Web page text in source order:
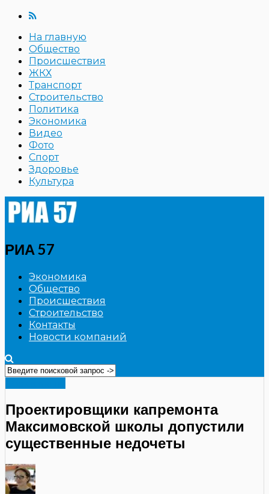
На главную
Общество
Происшествия
ЖКХ
Транспорт
Строительство
Политика
Экономика
Видео
Фото
Спорт
Здоровье
Культура
РИА 57
Экономика
Общество
Происшествия
Строительство
Контакты
Новости компаний
Проектировщики капремонта
Максимовской школы допустили
существенные недочеты